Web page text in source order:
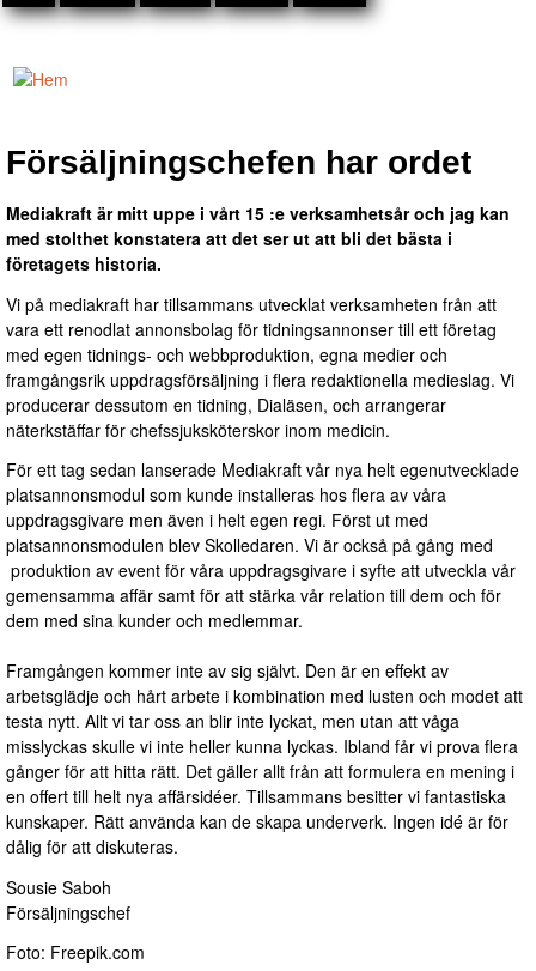
- Telefon 08-23
45 30
Försäljningschefen har ordet
Mediakraft är mitt uppe i vårt 15 :e verksamhetsår och jag kan
med stolthet konstatera att det ser ut att bli det bästa i
företagets historia.
Vi på mediakraft har tillsammans utvecklat verksamheten från att
vara ett renodlat annonsbolag för tidningsannonser till ett företag
med egen tidnings- och webbproduktion, egna medier och
framgångsrik uppdragsförsäljning i flera redaktionella medieslag. Vi
producerar dessutom en tidning, Dialäsen, och arrangerar
näterkstäffar för chefssjuksköterskor inom medicin.
För ett tag sedan lanserade Mediakraft vår nya helt egenutvecklade
platsannonsmodul som kunde installeras hos flera av våra
uppdragsgivare men även i helt egen regi. Först ut med
platsannonsmodulen blev Skolledaren. Vi är också på gång med
produktion av event för våra uppdragsgivare i syfte att utveckla vår
gemensamma affär samt för att stärka vår relation till dem och för
dem med sina kunder och medlemmar.
Framgången kommer inte av sig självt. Den är en effekt av
arbetsglädje och hårt arbete i kombination med lusten och modet att
testa nytt. Allt vi tar oss an blir inte lyckat, men utan att våga
misslyckas skulle vi inte heller kunna lyckas. Ibland får vi prova flera
gånger för att hitta rätt. Det gäller allt från att formulera en mening i
en offert till helt nya affärsidéer. Tillsammans besitter vi fantastiska
kunskaper. Rätt använda kan de skapa underverk. Ingen idé är för
dålig för att diskuteras.
Sousie Saboh
Försäljningschef
Foto: Freepik.com